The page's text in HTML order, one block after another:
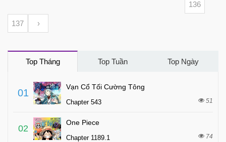
136
137 ›
Top Tháng Top Tuần Top Ngày
01
Vạn Cổ Tối Cường Tông
Chapter 543 51
02
One Piece
Chapter 1189.1 74